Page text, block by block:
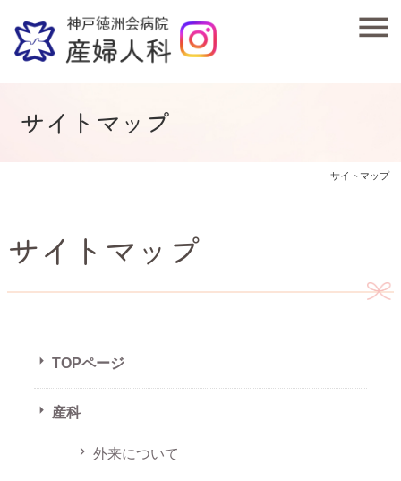
サイトマップ
サイトマップ
サイトマップ
TOPページ
産科
外来について